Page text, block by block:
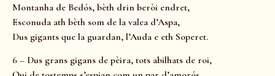
Montanha de Bedós, bèth drin beròi endret,
Esconuda ath bèth som de la valea d’Aspa,
Dus gigants que la guardan, l’Auda e eth Soperet.
6 – Dus grans gigans de pèira, tots abilhats de roi,